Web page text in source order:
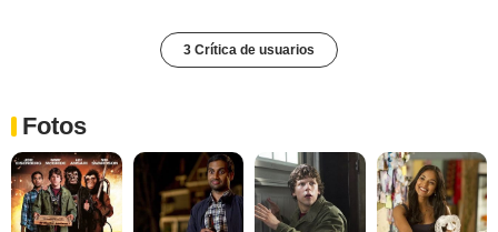
3 Crítica de usuarios
Fotos